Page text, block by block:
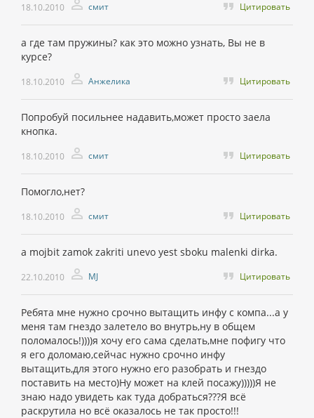
18.10.2010 смит Цитировать
а где там пружины? как это можно узнать, Вы не в
курсе?
18.10.2010 Анжелика Цитировать
Попробуй посильнее надавить,может просто заела
кнопка.
18.10.2010 смит Цитировать
Помогло,нет?
18.10.2010 смит Цитировать
a mojbit zamok zakriti unevo yest sboku malenki dirka.
22.10.2010 MJ Цитировать
Ребята мне нужно срочно вытащить инфу с компа...а у
меня там гнездо залетело во внутрь,ну в общем
поломалось!))))я хочу его сама сделать,мне пофигу что
я его доломаю,сейчас нужно срочно инфу
вытащить,для этого нужно его разобрать и гнездо
поставить на место)Ну может на клей посажу)))))Я не
знаю надо увидеть как туда добраться???Я всё
раскрутила но всё оказалось не так просто!!!